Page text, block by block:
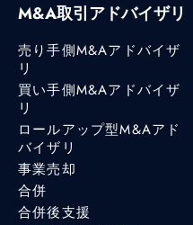
M&A取引アドバイザリ
売り手側M&Aアドバイザ
リ
買い手側M&Aアドバイザ
リ
ロールアップ型M&Aアド
バイザリ
事業売却
合併
合併後支援